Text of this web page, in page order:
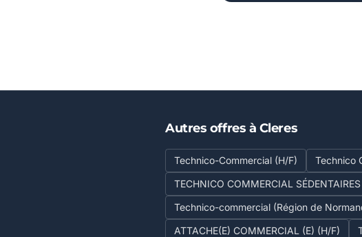
Autres offres à Cleres
Technico-Commercial (H/F)
Technico
TECHNICO COMMERCIAL
Technico-commercial (Région de
ATTACHE(E) COMMERCIAL (E) (H/F)